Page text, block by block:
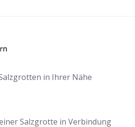
in Ihrer Nähe
Salzgrotte in Verbindung